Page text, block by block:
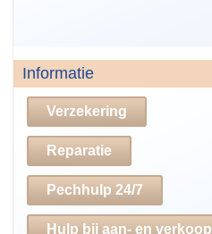
Informatie
Verzekering
Reparatie
Pechhulp 24/7
Hulp bij aan- en verkoop